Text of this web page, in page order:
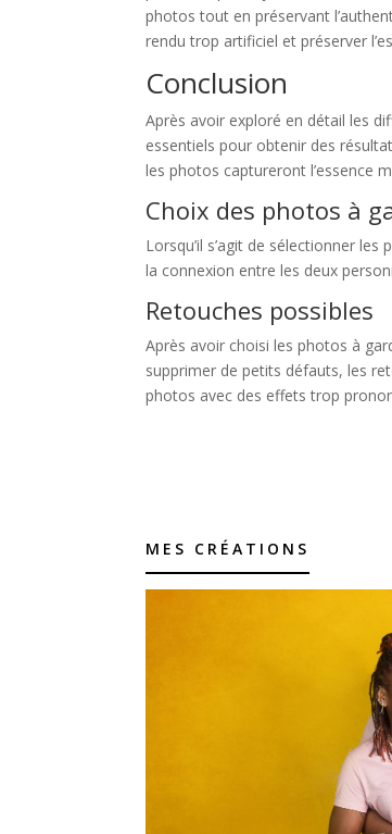
photos tout en préservant
rendu trop artificiel et préserver
Conclusion
Après avoir exploré en détail les
essentiels pour obtenir des
les photos captureront l’essence
Choix des photos à
Lorsqu’il s’agit de sélectionner
la connexion entre les deux
Retouches possibles
Après avoir choisi les photos à
supprimer de petits défauts, les
photos avec des effets trop
MES CRÉATIONS